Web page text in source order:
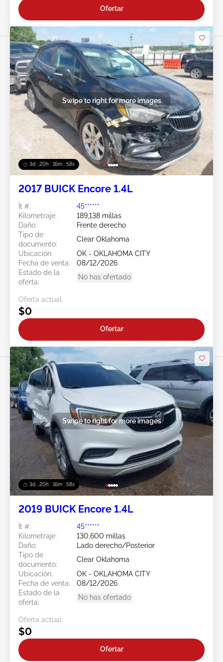
Ofertar
3d : 20h : 16m : 55s
Swipe to right for more images
2017 BUICK Encore 1.4L
Ít #:
45******
Kilometraje:
189,138 millas
Daño:
Frente derecho
Tipo de
documento:
Clear Oklahoma
Ubicación:
OK - OKLAHOMA CITY
Fecha de venta:
08/12/2026
Estado de la
oferta:
No has ofertado
Oferta actual:
$0
Ofertar
3d : 20h : 16m : 55s
Swipe to right for more images
2019 BUICK Encore 1.4L
Ít #:
45******
Kilometraje:
130,600 millas
Daño:
Lado derecho/Posterior
Tipo de
documento:
Clear Oklahoma
Ubicación:
OK - OKLAHOMA CITY
Fecha de venta:
08/12/2026
Estado de la
oferta:
No has ofertado
Oferta actual:
$0
Ofertar